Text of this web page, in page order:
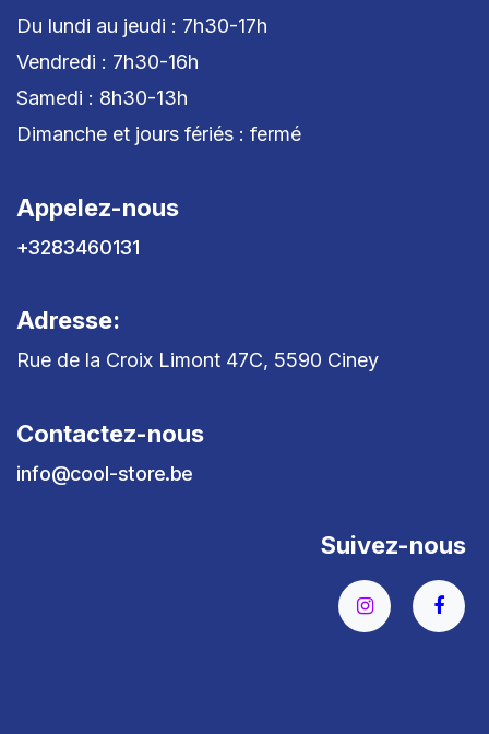
Du lundi au jeudi : 7h30-17h
Vendredi : 7h30-16h
Samedi : 8h30-13h
Dimanche et jours fériés : fermé
Appelez-nous
+3283460131
Adresse:
Rue de la Croix Limont 47C, 5590 Ciney
Contactez-nous
info@cool-store.be
Suivez-nous